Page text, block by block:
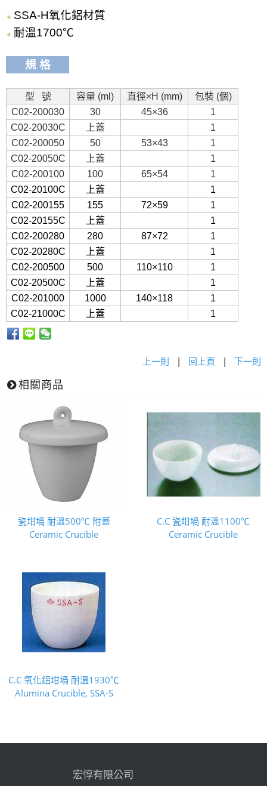
● SSA-H氧化鋁材質
● 耐溫1700℃
規 格
型 號 容量 (ml) 直徑×H (mm)
包裝 (個)
C02-200030
30 45×36
1
C02-20030C
上蓋
1
C02-200050
50 53×43
1
C02-20050C
上蓋
1
C02-200100
100 65×54
1
C02-20100C
上蓋
1
C02-200155
155 72×59
1
C02-20155C
上蓋
1
C02-200280
280 87×72
1
C02-20280C
上蓋
1
C02-200500
500 110×110
1
C02-20500C
上蓋
1
C02-201000
1000 140×118
1
C02-21000C
上蓋 1
上一則 | 回上頁 | 下一則
相關商品
瓷坩堝 耐溫500℃ 附蓋
Ceramic Crucible
C.C 瓷坩堝 耐溫1100℃
Ceramic Crucible
C.C 氧化鋁坩堝 耐溫1930℃
Alumina Crucible, SSA-S
宏惇有限公司